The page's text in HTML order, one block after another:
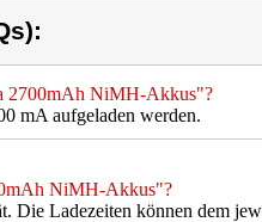
2700mAh NiMH-Akkus"?
mA aufgeladen werden.
NiMH-Akkus"?
Die Ladezeiten können dem